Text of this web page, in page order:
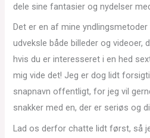
dele sine fantasier og nydelser
Det er en af mine
udveksle både billeder og videoer,
hvis du er interesseret i en hed
mig vide det! Jeg er dog lidt
snapnavn offentligt, for jeg vil
snakker med en, der er seriøs og
Lad os derfor chatte lidt først, så